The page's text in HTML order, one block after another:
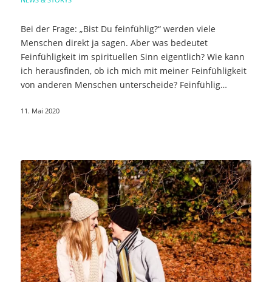
Bei der Frage: „Bist Du feinfühlig?“ werden viele
Menschen direkt ja sagen. Aber was bedeutet
Feinfühligkeit im spirituellen Sinn eigentlich? Wie kann
ich herausfinden, ob ich mich mit meiner Feinfühligkeit
von anderen Menschen unterscheide? Feinfühlig…
11. Mai 2020